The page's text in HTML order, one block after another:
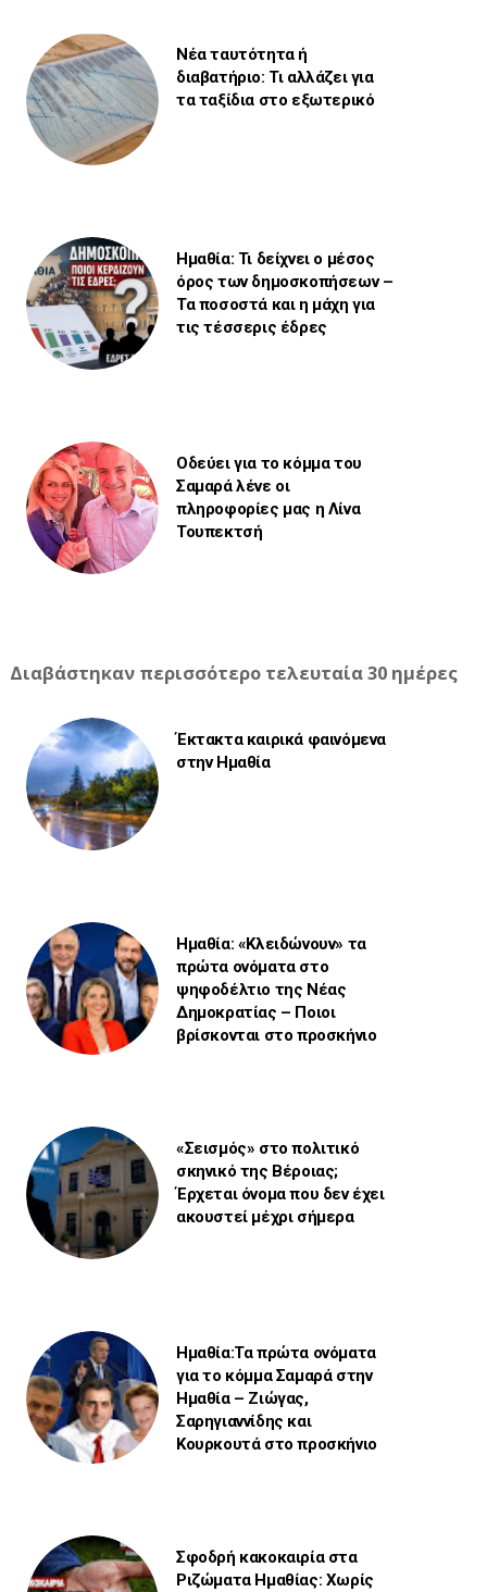
Νέα ταυτότητα ή
διαβατήριο: Τι αλλάζει για
τα ταξίδια στο εξωτερικό
Ημαθία: Τι δείχνει ο μέσος
όρος των δημοσκοπήσεων –
Τα ποσοστά και η μάχη για
τις τέσσερις έδρες
Οδεύει για το κόμμα του
Σαμαρά λένε οι
πληροφορίες μας η Λίνα
Τουπεκτσή
Διαβάστηκαν περισσότερο τελευταία 30 ημέρες
Έκτακτα καιρικά φαινόμενα
στην Ημαθία
Ημαθία: «Κλειδώνουν» τα
πρώτα ονόματα στο
ψηφοδέλτιο της Νέας
Δημοκρατίας – Ποιοι
βρίσκονται στο προσκήνιο
«Σεισμός» στο πολιτικό
σκηνικό της Βέροιας;
Έρχεται όνομα που δεν έχει
ακουστεί μέχρι σήμερα
Ημαθία:Τα πρώτα ονόματα
για το κόμμα Σαμαρά στην
Ημαθία – Ζιώγας,
Σαρηγιαννίδης και
Κουρκουτά στο προσκήνιο
Σφοδρή κακοκαιρία στα
Ριζώματα Ημαθίας: Χωρίς